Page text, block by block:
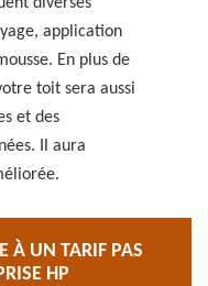
application
En plus de
toit sera aussi
et des
Il aura
À UN TARIF PAS
HP